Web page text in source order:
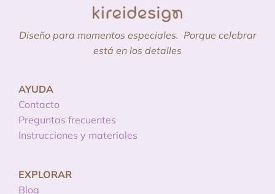
Diseño para momentos especiales. Porque celebrar
está en los detalles
AYUDA
Contacto
Preguntas frecuentes
Instrucciones y materiales
EXPLORAR
Blog